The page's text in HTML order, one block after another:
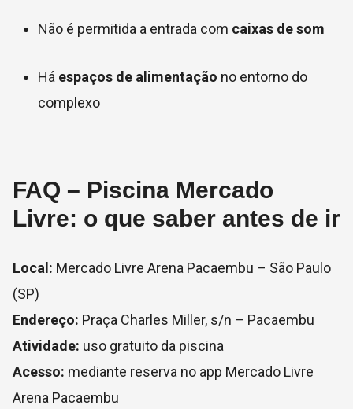
Não é permitida a entrada com caixas de som
Há espaços de alimentação no entorno do
complexo
FAQ – Piscina Mercado
Livre: o que saber antes de ir
Local: Mercado Livre Arena Pacaembu – São Paulo
(SP)
Endereço: Praça Charles Miller, s/n – Pacaembu
Atividade: uso gratuito da piscina
Acesso: mediante reserva no app Mercado Livre
Arena Pacaembu